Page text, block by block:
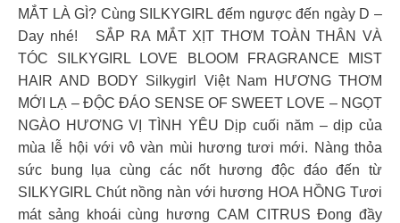
MẮT LÀ GÌ? Cùng SILKYGIRL đếm ngược đến ngày D –
Day nhé! SẮP RA MẮT XỊT THƠM TOÀN THÂN VÀ
TÓC SILKYGIRL LOVE BLOOM FRAGRANCE MIST
HAIR AND BODY Silkygirl Việt Nam HƯƠNG THƠM
MỚI LẠ – ĐỘC ĐÁO SENSE OF SWEET LOVE – NGỌT
NGÀO HƯƠNG VỊ TÌNH YÊU Dịp cuối năm – dịp của
mùa lễ hội với vô vàn mùi hương tươi mới. Nàng thỏa
sức bung lụa cùng các nốt hương độc đáo đến từ
SILKYGIRL Chút nồng nàn với hương HOA HỒNG Tươi
mát sảng khoái cùng hương CAM CITRUS Đong đầy